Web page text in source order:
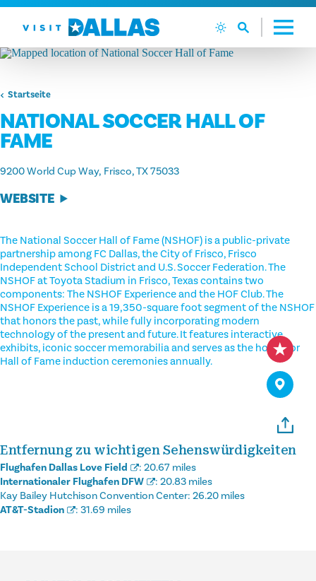
Zum Inhalt springen
Startseite
NATIONAL SOCCER HALL OF
FAME
9200 World Cup Way Frisco, TX 75033
WEBSITE
The National Soccer Hall of Fame (NSHOF) is a public-private
partnership among FC Dallas, the City of Frisco, Frisco
Independent School District and U.S. Soccer Federation. The
NSHOF at Toyota Stadium in Frisco, Texas contains two
components: The NSHOF Experience and the HOF Club. The
NSHOF Experience is a 19,350-square foot segment of the NSHOF
that honors the past, while fully incorporating modern
technology of the present and future. It features interactive
exhibits, iconic soccer memorabilia and serves as the home for
Hall of Fame induction ceremonies annually.
Entfernung zu wichtigen Sehenswürdigkeiten
Flughafen Dallas Love Field : 20.67 miles
Internationaler Flughafen DFW
: 20.83 miles
Kay Bailey Hutchison Convention Center: 26.20 miles
AT&T-Stadion
: 31.69 miles